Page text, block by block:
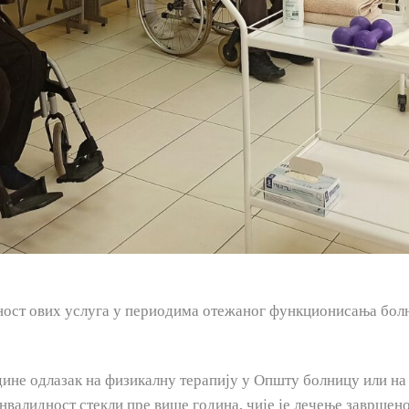
ових услуга у периодима отежаног функционисања
одлазак на физикалну терапију у Општу болницу или
стекли пре више година, чије је лечење